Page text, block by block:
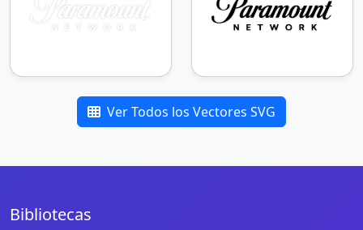
Ver Todos los Vectores SVG
Bibliotecas